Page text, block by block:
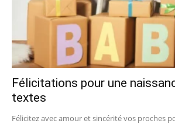
Félicitations pour une
textes
Félicitez avec amour et sincérité vos proches